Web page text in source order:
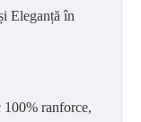
Eleganță în
ranforce,